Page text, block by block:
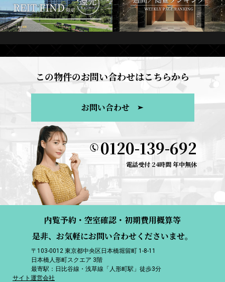
この物件のお問い合わせはこちらから
お問い合わせ
0120-139-692
電話受付 24時間 年中無休
内覧予約・空室確認・初期費用概算等
是非、お気軽にお問い合わせくださいませ。
〒103-0012 東京都中央区日本橋堀留町 1-8-11
日本橋人形町スクエア 3階
最寄駅：日比谷線・浅草線「人形町駅」徒歩3分
サイト運営会社